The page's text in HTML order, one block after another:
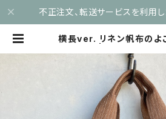
不正注文、転送サービスを利用
横長ver. リネン帆布のよこまちトート